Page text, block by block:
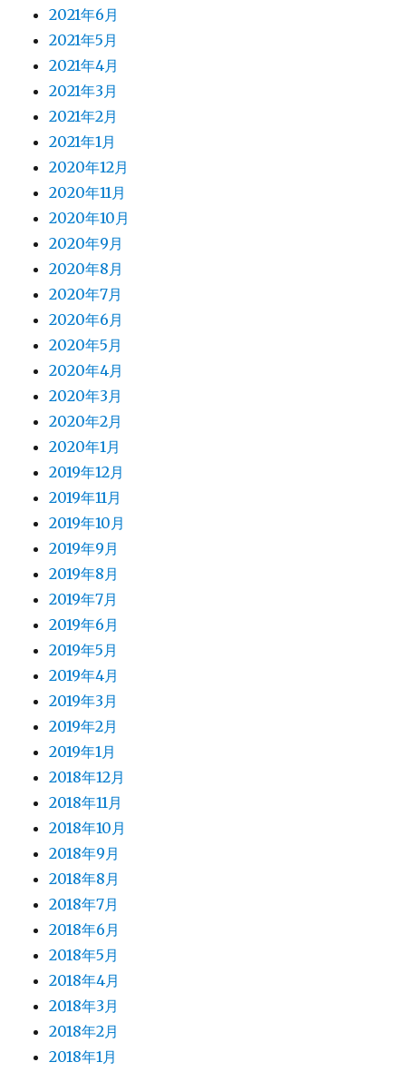
2021年6月
2021年5月
2021年4月
2021年3月
2021年2月
2021年1月
2020年12月
2020年11月
2020年10月
2020年9月
2020年8月
2020年7月
2020年6月
2020年5月
2020年4月
2020年3月
2020年2月
2020年1月
2019年12月
2019年11月
2019年10月
2019年9月
2019年8月
2019年7月
2019年6月
2019年5月
2019年4月
2019年3月
2019年2月
2019年1月
2018年12月
2018年11月
2018年10月
2018年9月
2018年8月
2018年7月
2018年6月
2018年5月
2018年4月
2018年3月
2018年2月
2018年1月